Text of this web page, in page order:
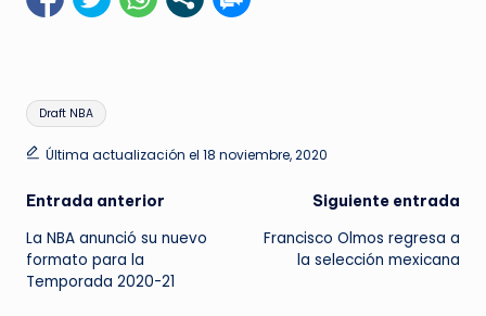
Etiquetas:
Draft NBA
Última actualización el 18 noviembre, 2020
Navegación
de
entradas
Entrada anterior
La NBA anunció su nuevo
formato para la
Temporada 2020-21
Siguiente entrada
Francisco Olmos regresa a
la selección mexicana